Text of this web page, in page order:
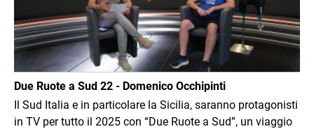
Due Ruote a Sud 22 - Domenico Occhipinti
Il Sud Italia e in particolare la Sicilia, saranno protagonisti
in TV per tutto il 2025 con “Due Ruote a Sud”, un viaggio